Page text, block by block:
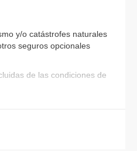
y/o catástrofes naturales
seguros opcionales
de las condiciones de